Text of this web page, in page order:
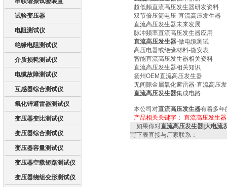
试验变压器
电阻测试仪
绝缘电阻测试仪
介质损耗测试仪
电缆故障测试仪
互感器综合测试仪
氧化锌避雷器测试仪
变压器变比测试仪
变压器综合测试仪
变压器容量测试仪
变压器空载短路测试仪
变压器绕组变形测试仪
超低频直流高压发生器研发资料
双节倍压筒电压-直流高压发生器
直流高压发生器未来发展
脉冲频率直流高压发生器应用
直流高压发生器-做电缆测试
高压电器或绝缘材料-微安表
智能直流高压发生器相关资料
直流高压发生器相关知识
扬州OEM直流高压发生器
无间隙金属氧化避雷器-直流高压
直流高压发生器集成电路
本公司对直流高压发生器有着多年
产品相关关键字： 直流高压发生器
如果你对直流高压发生器|大电流
写下表直接与厂家联系：